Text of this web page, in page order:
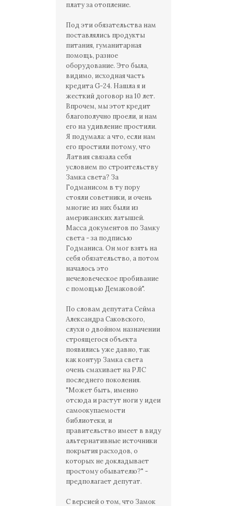
плату за отопление.
Под эти обязательства нам
поставлялись продукты
питания, гуманитарная
помощь, разное
оборудование. Это была,
видимо, исходная часть
кредита G-24. Нашла я и
жесткий договор на 10 лет.
Впрочем, мы этот кредит
благополучно проели, и нам
его на удивление простили.
Я подумала: а что, если нам
его простили потому, что
Латвия связала себя
условием по строительству
Замка света? За
Годманисом в ту пору
стояли советники, и очень
многие из них были из
американских латышей.
Масса документов по Замку
света - за подписью
Годманиса. Он мог взять на
себя обязательство, а потом
началось это
нечеловеческое пробивание
с помощью Демаковой".
По словам депутата Сейма
Александра Саковского,
слухи о двойном назначении
строящегося объекта
появились уже давно, так
как контур Замка света
очень смахивает на РЛС
последнего поколения.
"Может быть, именно
отсюда и растут ноги у идеи
самоокупаемости
библиотеки, и
правительство имеет в виду
альтернативные источники
покрытия расходов, о
которых не докладывает
простому обывателю?" -
предполагает депутат.
С версией о том, что Замок